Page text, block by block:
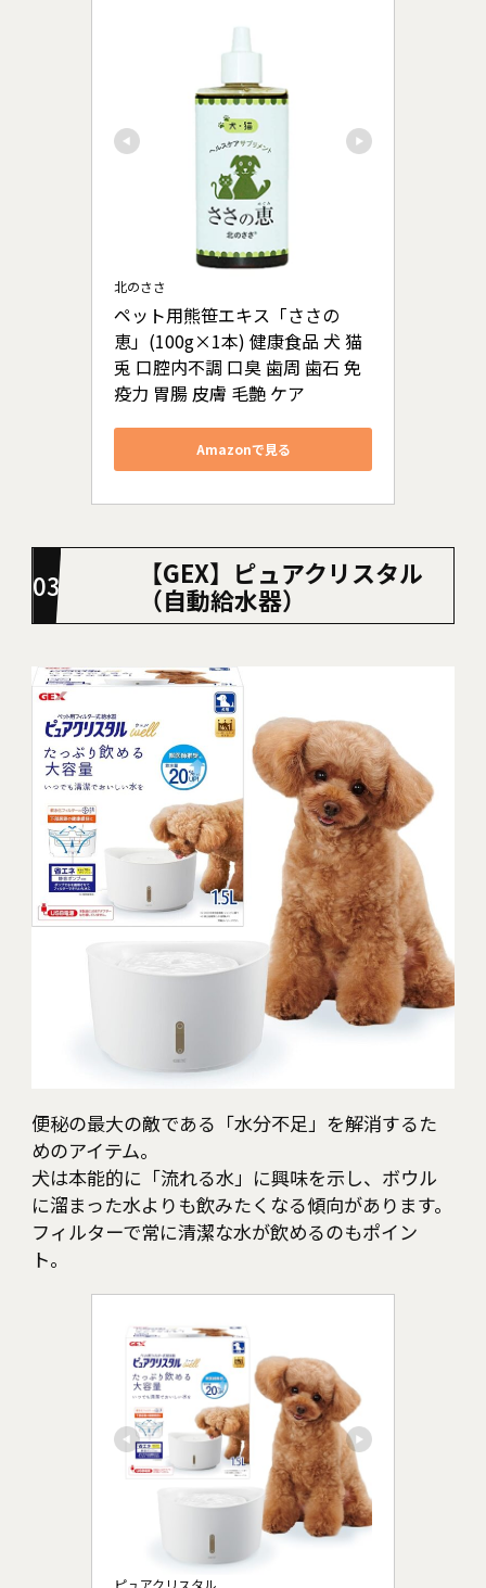
北のささ
ペット用熊笹エキス「ささの
恵」(100g×1本) 健康食品 犬 猫
兎 口腔内不調 口臭 歯周 歯石 免
疫力 胃腸 皮膚 毛艶 ケア
Amazonで見る
【GEX】ピュアクリスタル
（自動給水器）
便秘の最大の敵である「水分不足」を解消するた
めのアイテム。
犬は本能的に「流れる水」に興味を示し、ボウル
に溜まった水よりも飲みたくなる傾向があります。
フィルターで常に清潔な水が飲めるのもポイン
ト。